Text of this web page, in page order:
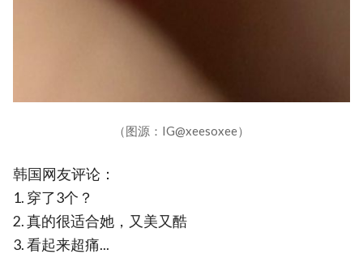
（图源：IG@xeesoxee）
韩国网友评论：
1. 穿了3个？
2. 真的很适合她，又美又酷
3. 看起来超痛...